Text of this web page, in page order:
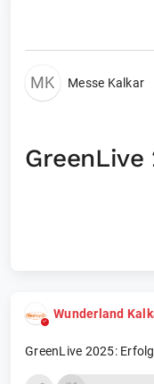
MK Messe Kalkar
GreenLive
Wunderland
GreenLive 2025: